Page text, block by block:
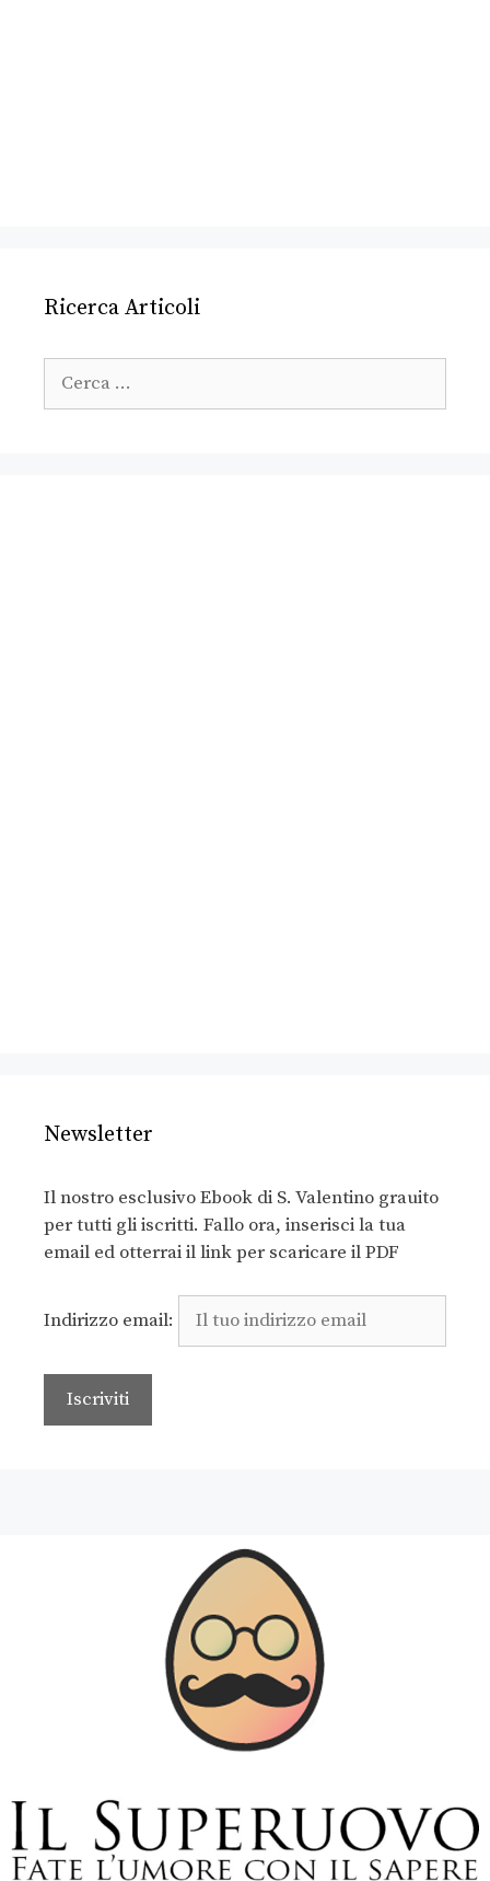
Ricerca Articoli
Newsletter
Il nostro esclusivo Ebook di S. Valentino grauito
per tutti gli iscritti. Fallo ora, inserisci la tua
email ed otterrai il link per scaricare il PDF
Indirizzo email: